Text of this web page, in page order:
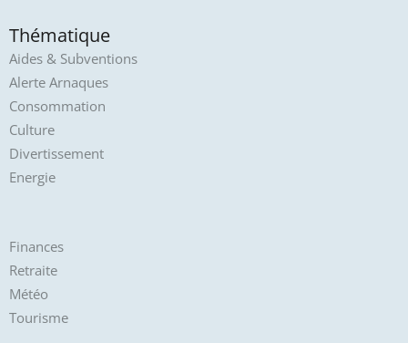
Thématique
Aides & Subventions
Alerte Arnaques
Consommation
Culture
Divertissement
Energie
Finances
Retraite
Météo
Tourisme